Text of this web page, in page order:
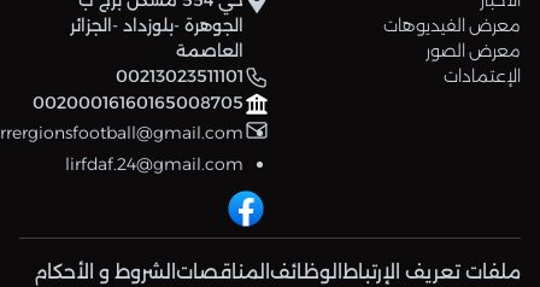
معرض الفيديوهات
معرض الصور
الإعتمادات
الجوهرة -بلوزداد -الجزائر
العاصمة
00213023511101
00200016160165008705
lirfdaf.24@gmail.com
ملفات تعريف الإرتباط الوظائف المناقصات الشروط و الأحكام